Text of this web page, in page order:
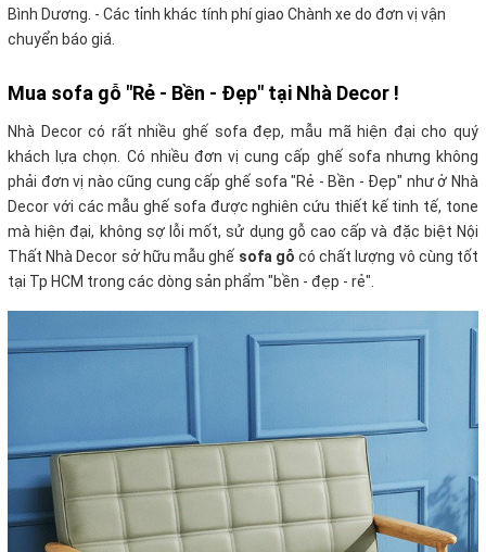
Bình Dương. - Các tỉnh khác tính phí giao Chành xe do đơn vị vận
chuyển báo giá.
Mua sofa gỗ "Rẻ - Bền - Đẹp" tại Nhà Decor !
Nhà Decor có rất nhiều ghế sofa đẹp, mẫu mã hiện đại cho quý
khách lựa chọn. Có nhiều đơn vị cung cấp ghế sofa nhưng không
phải đơn vị nào cũng cung cấp ghế sofa "Rẻ - Bền - Đẹp" như ở Nhà
Decor với các mẫu ghế sofa được nghiên cứu thiết kế tinh tế, tone
mà hiện đại, không sợ lỗi mốt, sử dụng gỗ cao cấp và đặc biệt Nội
Thất Nhà Decor sở hữu mẫu ghế sofa gỗ có chất lượng vô cùng tốt
tại Tp HCM trong các dòng sản phẩm "bền - đẹp - rẻ".